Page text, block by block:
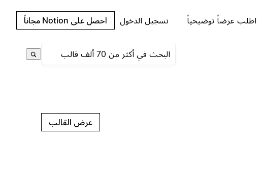
اطلب عرضاً توضيحياً تسجيل الدخول احصل على Notion مجاناً
عرض القالب